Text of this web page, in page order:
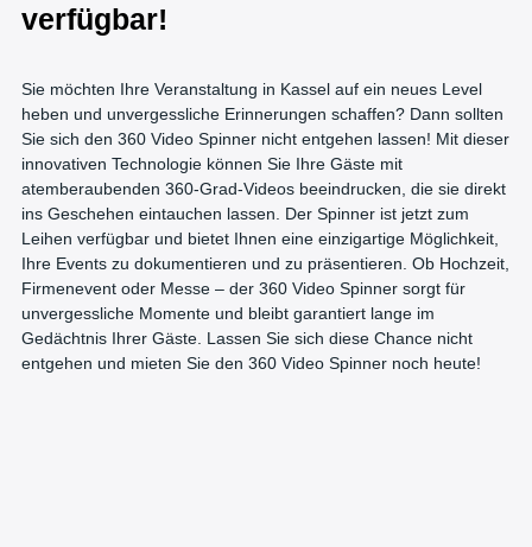
verfügbar!
Sie möchten Ihre Veranstaltung in Kassel auf ein neues Level
heben und unvergessliche Erinnerungen schaffen? Dann sollten
Sie sich den 360 Video Spinner nicht entgehen lassen! Mit dieser
innovativen Technologie können Sie Ihre Gäste mit
atemberaubenden 360-Grad-Videos beeindrucken, die sie direkt
ins Geschehen eintauchen lassen. Der Spinner ist jetzt zum
Leihen verfügbar und bietet Ihnen eine einzigartige Möglichkeit,
Ihre Events zu dokumentieren und zu präsentieren. Ob Hochzeit,
Firmenevent oder Messe – der 360 Video Spinner sorgt für
unvergessliche Momente und bleibt garantiert lange im
Gedächtnis Ihrer Gäste. Lassen Sie sich diese Chance nicht
entgehen und mieten Sie den 360 Video Spinner noch heute!